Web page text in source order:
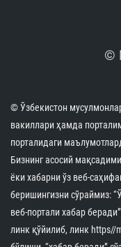
©
© Ўзбекистон
вакиллари ҳамда
порталидаги
Бизнинг асосий
ёки хабарни ўз веб-
беришингизни сўраймиз:
веб-портали хабар
линк қўйилиб, линк https//